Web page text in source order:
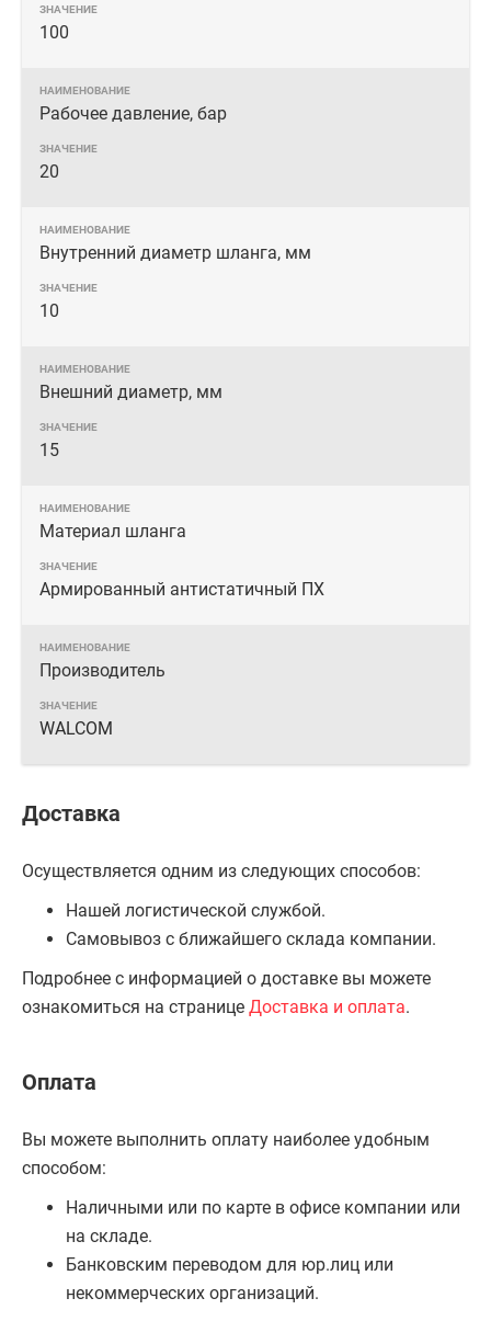
100
Рабочее давление, бар
20
Внутренний диаметр шланга, мм
10
Внешний диаметр, мм
15
Материал шланга
Армированный антистатичный ПХ
Производитель
WALCOM
Доставка
Осуществляется одним из следующих способов:
Нашей логистической службой.
Самовывоз с ближайшего склада компании.
Подробнее с информацией о доставке вы можете
ознакомиться на странице Доставка и оплата.
Оплата
Вы можете выполнить оплату наиболее удобным
способом:
Наличными или по карте в офисе компании или
на складе.
Банковским переводом для юр.лиц или
некоммерческих организаций.